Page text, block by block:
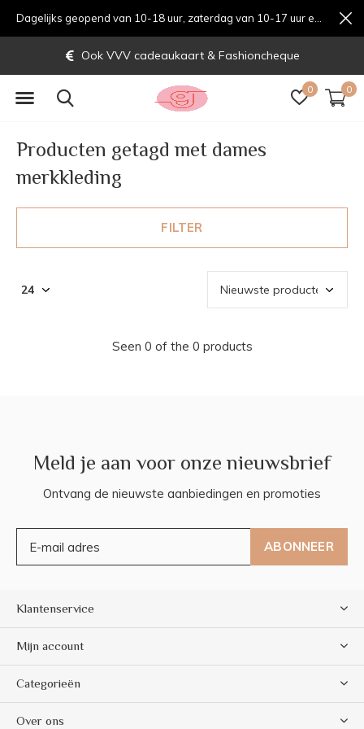
0 0
Ook VVV cadeaukaart & Fashioncheque
Producten getagd met dames
merkkleding
FILTER
Seen 0 of the 0 products
Meld je aan voor onze nieuwsbrief
Ontvang de nieuwste aanbiedingen en promoties
ABONNEER
Klantenservice
Mijn account
Categorieën
Over ons